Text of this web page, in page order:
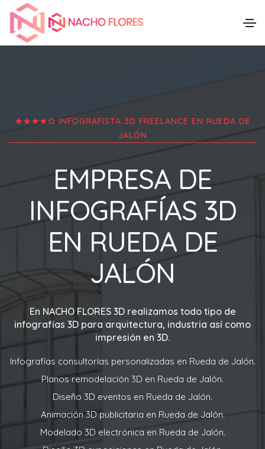
★★★★✩ INFOGRAFISTA 3D FREELANCE EN RUEDA DE
JALÓN
EMPRESA DE
INFOGRAFÍAS 3D
EN RUEDA DE
JALÓN
En NACHO FLORES 3Drealizamos todo tipo de
infografías 3D para arquitectura, industria así como
impresión en 3D.
Infografías consultorías personalizadas en Rueda de Jalón.
Planos remodelación 3D en Rueda de Jalón.
Diseño 3D eventos en Rueda de Jalón.
Animación 3D publicitaria en Rueda de Jalón.
Modelado 3D electrónica en Rueda de Jalón.